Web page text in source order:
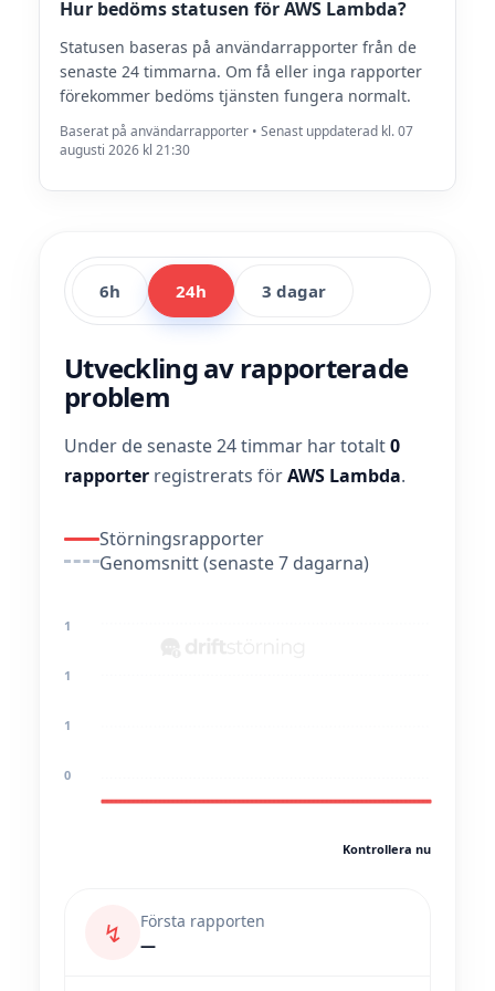
Hur bedöms statusen för AWS Lambda?
Statusen baseras på användarrapporter från de
senaste 24 timmarna. Om få eller inga rapporter
förekommer bedöms tjänsten fungera normalt.
Baserat på användarrapporter • Senast uppdaterad kl. 07
augusti 2026 kl 21:30
6h 24h 3 dagar
Utveckling av rapporterade
problem
Under de senaste 24 timmar har totalt0
rapporter registrerats förAWS Lambda.
Störningsrapporter
Genomsnitt (senaste 7 dagarna)
1
1
1
0
Kontrollera nu
↯
Första rapporten
—